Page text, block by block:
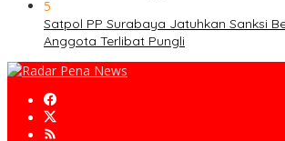
5
Satpol PP Surabaya Jatuhkan Sanksi
Anggota Terlibat Pungli